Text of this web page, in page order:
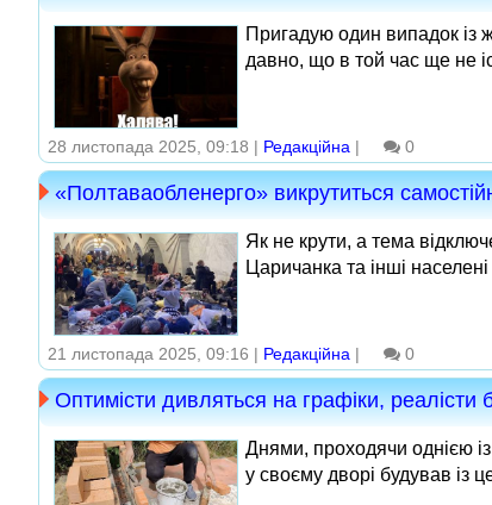
Пригадую один випадок із
давно, що в той час ще не
28 листопада 2025, 09:18 | Редакційна | 0
«Полтаваобленерго» викрутиться
Як не крути, а тема
Царичанка та інші
21 листопада 2025, 09:16 | Редакційна | 0
Оптимісти дивляться на графіки, реалісти
Днями, проходячи однією
у своєму дворі будував із